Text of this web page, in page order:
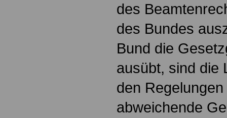
des
des Bundes
Bund die
ausübt, sind die
den
abweichende